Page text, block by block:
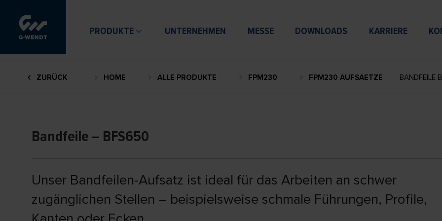
PRODUKTE UNTERNEHMEN MESSE DOWNLOADS KARRIERE
ZURÜCK HOME ALLE PRODUKTE FPM230 FPM230 AUFSAETZE BANDFEILE
Bandfeile – BFS650
Unser Bandfeilen-Aufsatz ist ideal für das Arbeiten an schwer
zugänglichen Stellen – beispielsweise schmale Führungen, Profile,